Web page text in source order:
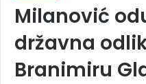
Milanović
državna
Branimiru